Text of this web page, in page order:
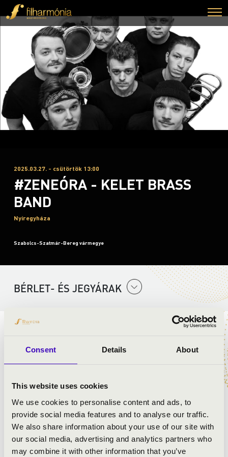
Consent Details About
This website uses cookies
We use cookies to personalise content and ads, to
provide social media features and to analyse our traffic.
We also share information about your use of our site with
our social media, advertising and analytics partners who
may combine it with other information that you’ve
2025.03.27. - csütörtök 13:00
#ZENEÓRA - KELET BRASS
BAND
Nyíregyháza
Szabolcs-Szatmár-Bereg vármegye
BÉRLET- ÉS JEGYÁRAK
Bócz István - trombita, piccolo trombita
Durkó János- harsona
Rónaszegi Miklós Pál- harsona
Lengyel Csaba - tuba
Leveleki Mihály- dobszerelés